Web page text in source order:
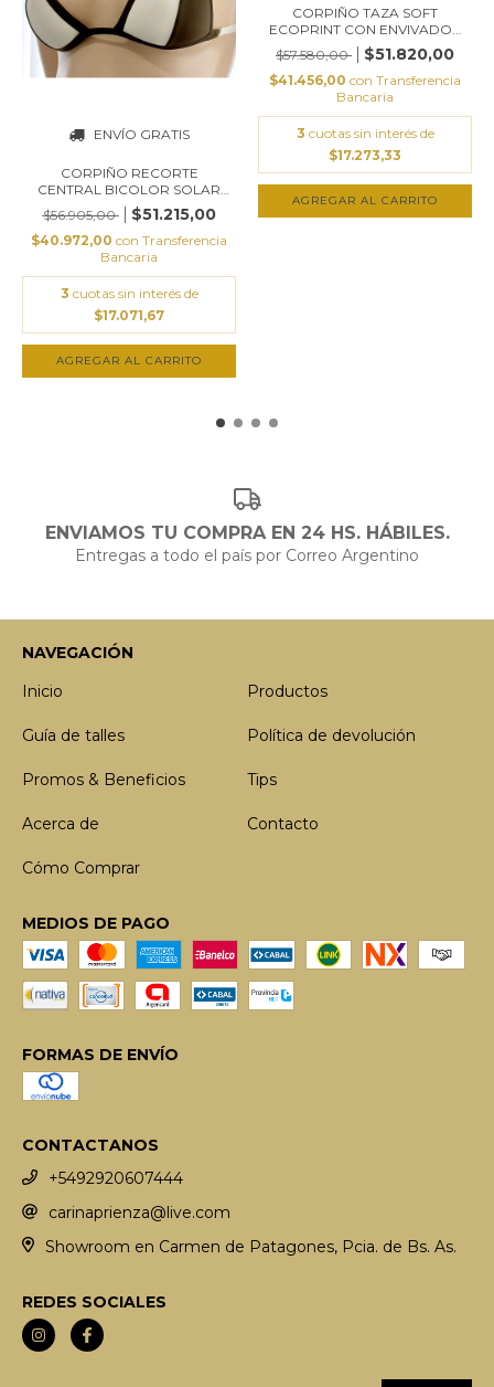
ENVÍO GRATIS
CORPIÑO RECORTE
CENTRAL BICOLOR SOLAR
MA...
$56.905,00 $51.215,00
$40.972,00 con Transferencia
Bancaria
3 cuotas sin interés de
$17.071,67
AGREGAR AL CARRITO
CORPIÑO TAZA SOFT
ECOPRINT CON ENVIVADO...
$57.580,00
$51.820,00
$41.456,00 con Transferencia
Bancaria
3 cuotas sin interés de
$17.273,33
AGREGAR AL CARRITO
ENVIAMOS TU COMPRA EN 24 HS. HÁBILES.
Entregas a todo el país por Correo Argentino
NAVEGACIÓN
Inicio
Productos
Guía de talles Política de devolución
Promos & Beneficios Tips
Acerca de Contacto
Cómo Comprar
MEDIOS DE PAGO
FORMAS DE ENVÍO
CONTACTANOS
+5492920607444
carinaprienza@live.com
Showroom en Carmen de Patagones, Pcia. de Bs. As.
REDES SOCIALES